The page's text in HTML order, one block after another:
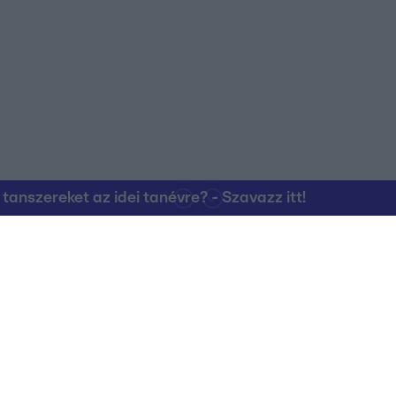
az idei tanévre? - Szavazz itt!